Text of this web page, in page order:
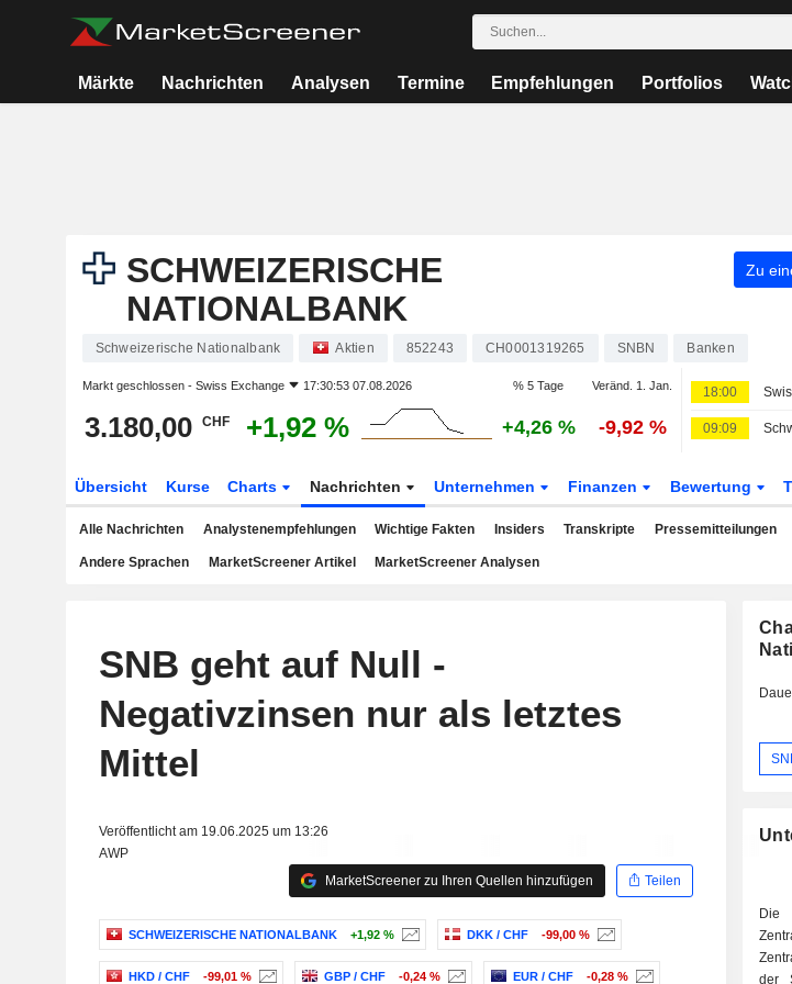
Märkte Nachrichten Analysen Termine Empfehlungen Portfolios
SCHWEIZERISCHE
NATIONALBANK
Zu
Schweizerische Nationalbank Aktien 852243 CH0001319265 SNBN Banken
Markt geschlossen - Swiss Exchange 17:30:53 07.08.2026 % 5 Tage Veränd. 1. Jan.
3.180,00 CHF +1,92 % +4,26 % -9,92 %
18:00
09:09
Übersicht Kurse Charts Nachrichten Unternehmen Finanzen Bewertung
Alle Nachrichten Analystenempfehlungen Wichtige Fakten Insiders Transkripte Pressemitteilungen
Andere Sprachen MarketScreener Artikel MarketScreener Analysen
SNB geht auf Null -
Negativzinsen nur als letztes
Mittel
Veröffentlicht am 19.06.2025 um 13:26
AWP
MarketScreener zu Ihren Quellen hinzufügen
Teilen
SCHWEIZERISCHE NATIONALBANK +1,92 % DKK / CHF -99,00 %
HKD / CHF -99,01 % GBP / CHF -0,24 % EUR / CHF -0,28 %
Die
der